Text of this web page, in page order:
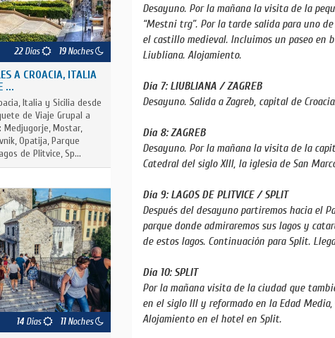
Desayuno. Por la mañana la visita de la
“Mestni trg”. Por la tarde salida para uno
el castillo medieval. Incluimos un paseo en
Liubliana. Alojamiento.
Día 7: LIUBLIANA / ZAGREB
Desayuno. Salida a Zagreb, capital de
Día 8: ZAGREB
Desayuno. Por la mañana la visita de la
Catedral del siglo XIII, la iglesia de San
Día 9: LAGOS DE PLITVICE / SPLIT
Después del desayuno partiremos hacia el
parque donde admiraremos sus lagos y
de estos lagos. Continuación para Split.
Día 10: SPLIT
Por la mañana visita de la ciudad que
en el siglo III y reformado en la Edad
Alojamiento en el hotel en Split.
22Días 19Noches
A CROACIA, ITALIA
...
Italia y Sicilia desde
de Viaje Grupal a
Medjugorje, Mostar,
Opatija, Parque
de Plitvice, Sp...
14Días 11Noches